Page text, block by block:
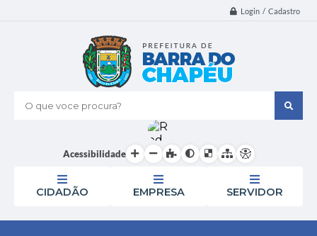
Login / Cadastro
O que voce procura?
Acessibilidade
CIDADÃO EMPRESA SERVIDOR